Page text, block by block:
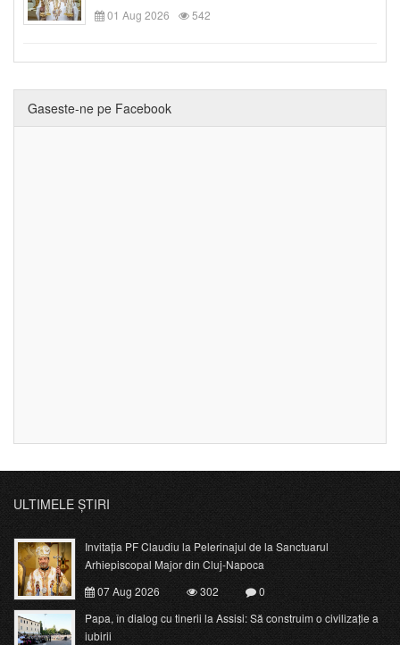
01 Aug 2026
542
Gaseste-ne pe Facebook
ULTIMELE ȘTIRI
Invitația PF Claudiu la Pelerinajul de la Sanctuarul
Arhiepiscopal Major din Cluj-Napoca
07 Aug 2026
302
0
Papa, în dialog cu tinerii la Assisi: Să construim o civilizație a
iubirii